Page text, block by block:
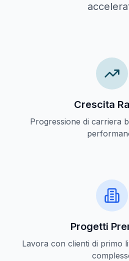
Crescita
Progressione di carriera
Progetti
Lavora con clienti di primo